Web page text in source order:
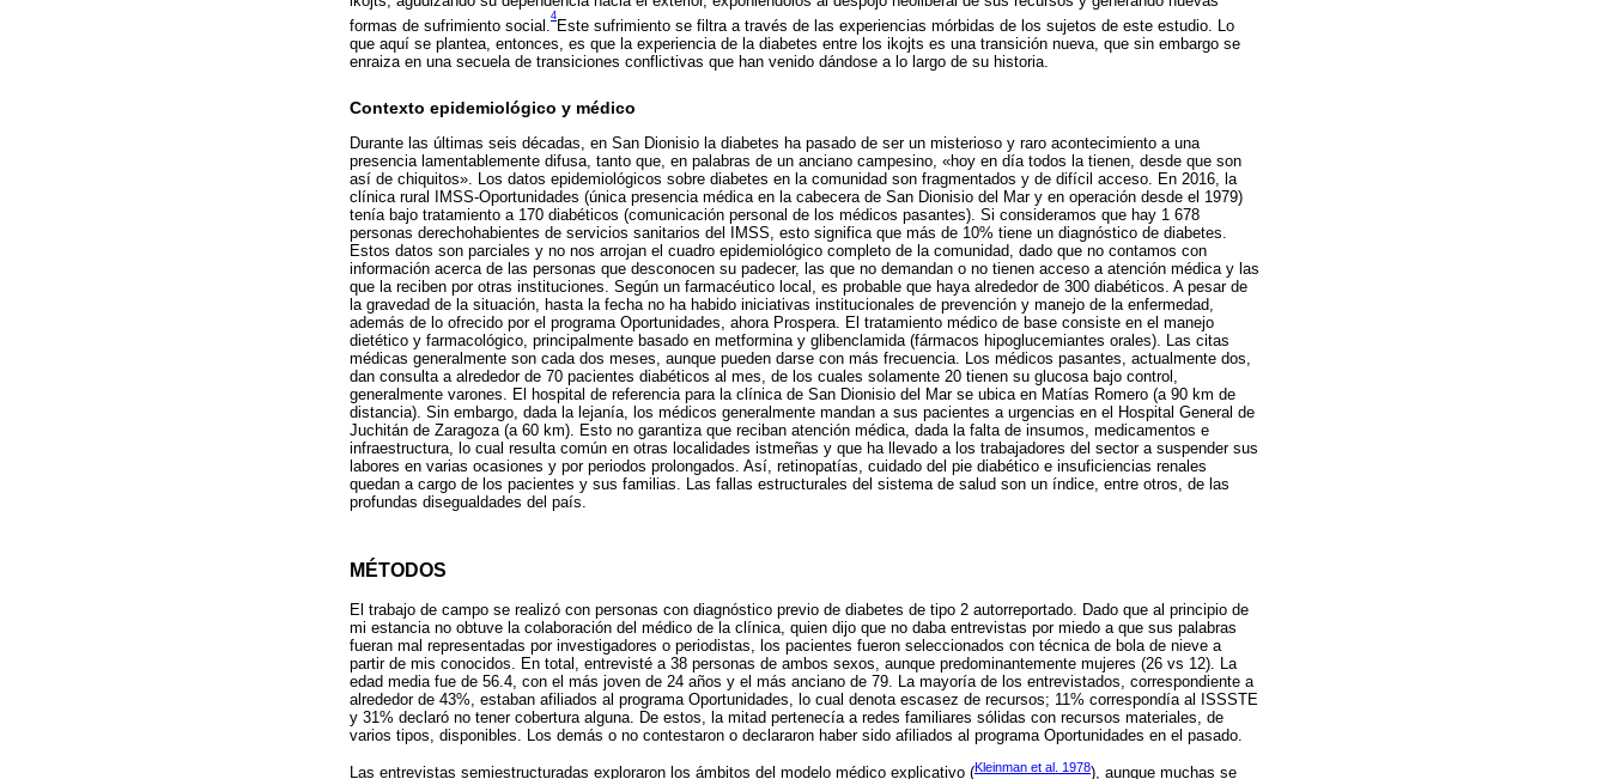
formas de sufrimiento social.
4
Este sufrimiento se filtra a través de las experiencias mórbidas de los sujetos de este estudio. Lo
que aquí se plantea, entonces, es que la experiencia de la diabetes entre los ikojts es una transición nueva, que sin embargo se
enraiza en una secuela de transiciones conflictivas que han venido dándose a lo largo de su historia.
Contexto epidemiológico y médico
Durante las últimas seis décadas, en San Dionisio la diabetes ha pasado de ser un misterioso y raro acontecimiento a una
presencia lamentablemente difusa, tanto que, en palabras de un anciano campesino, «hoy en día todos la tienen, desde que son
así de chiquitos». Los datos epidemiológicos sobre diabetes en la comunidad son fragmentados y de difícil acceso. En 2016, la
clínica rural IMSS-Oportunidades (única presencia médica en la cabecera de San Dionisio del Mar y en operación desde el 1979)
tenía bajo tratamiento a 170 diabéticos (comunicación personal de los médicos pasantes). Si consideramos que hay 1 678
personas derechohabientes de servicios sanitarios del IMSS, esto significa que más de 10% tiene un diagnóstico de diabetes.
Estos datos son parciales y no nos arrojan el cuadro epidemiológico completo de la comunidad, dado que no contamos con
información acerca de las personas que desconocen su padecer, las que no demandan o no tienen acceso a atención médica y las
que la reciben por otras instituciones. Según un farmacéutico local, es probable que haya alrededor de 300 diabéticos. A pesar de
la gravedad de la situación, hasta la fecha no ha habido iniciativas institucionales de prevención y manejo de la enfermedad,
además de lo ofrecido por el programa Oportunidades, ahora Prospera. El tratamiento médico de base consiste en el manejo
dietético y farmacológico, principalmente basado en metformina y glibenclamida (fármacos hipoglucemiantes orales). Las citas
médicas generalmente son cada dos meses, aunque pueden darse con más frecuencia. Los médicos pasantes, actualmente dos,
dan consulta a alrededor de 70 pacientes diabéticos al mes, de los cuales solamente 20 tienen su glucosa bajo control,
generalmente varones. El hospital de referencia para la clínica de San Dionisio del Mar se ubica en Matías Romero (a 90 km de
distancia). Sin embargo, dada la lejanía, los médicos generalmente mandan a sus pacientes a urgencias en el Hospital General de
Juchitán de Zaragoza (a 60 km). Esto no garantiza que reciban atención médica, dada la falta de insumos, medicamentos e
infraestructura, lo cual resulta común en otras localidades istmeñas y que ha llevado a los trabajadores del sector a suspender sus
labores en varias ocasiones y por periodos prolongados. Así, retinopatías, cuidado del pie diabético e insuficiencias renales
quedan a cargo de los pacientes y sus familias. Las fallas estructurales del sistema de salud son un índice, entre otros, de las
profundas disegualdades del país.
MÉTODOS
El trabajo de campo se realizó con personas con diagnóstico previo de diabetes de tipo 2 autorreportado. Dado que al principio de
mi estancia no obtuve la colaboración del médico de la clínica, quien dijo que no daba entrevistas por miedo a que sus palabras
fueran mal representadas por investigadores o periodistas, los pacientes fueron seleccionados con técnica de bola de nieve a
partir de mis conocidos. En total, entrevisté a 38 personas de ambos sexos, aunque predominantemente mujeres (26 vs 12). La
edad media fue de 56.4, con el más joven de 24 años y el más anciano de 79. La mayoría de los entrevistados, correspondiente a
alrededor de 43%, estaban afiliados al programa Oportunidades, lo cual denota escasez de recursos; 11% correspondía al ISSSTE
y 31% declaró no tener cobertura alguna. De estos, la mitad pertenecía a redes familiares sólidas con recursos materiales, de
varios tipos, disponibles. Los demás o no contestaron o declararon haber sido afiliados al programa Oportunidades en el pasado.
Las entrevistas semiestructuradas exploraron los ámbitos del modelo médico explicativo (Kleinman et al. 1978), aunque muchas se